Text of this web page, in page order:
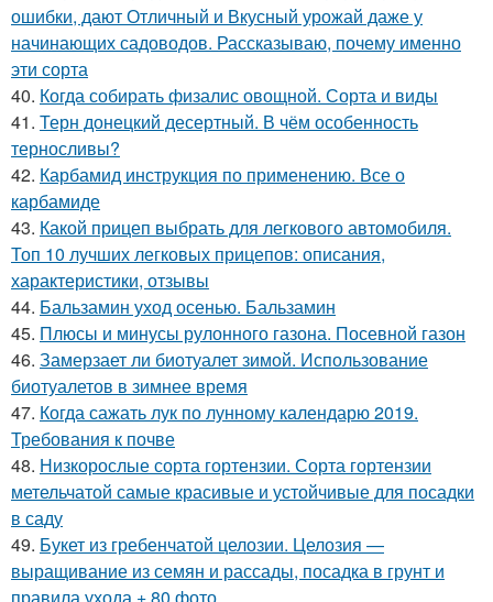
ошибки, дают Отличный и Вкусный урожай даже у
начинающих садоводов. Рассказываю, почему именно
эти сорта
40. Когда собирать физалис овощной. Сорта и виды
41. Терн донецкий десертный. В чём особенность
терносливы?
42. Карбамид инструкция по применению. Все о
карбамиде
43. Какой прицеп выбрать для легкового автомобиля.
Топ 10 лучших легковых прицепов: описания,
характеристики, отзывы
44. Бальзамин уход осенью. Бальзамин
45. Плюсы и минусы рулонного газона. Посевной газон
46. Замерзает ли биотуалет зимой. Использование
биотуалетов в зимнее время
47. Когда сажать лук по лунному календарю 2019.
Требования к почве
48. Низкорослые сорта гортензии. Сорта гортензии
метельчатой самые красивые и устойчивые для посадки
в саду
49. Букет из гребенчатой целозии. Целозия —
выращивание из семян и рассады, посадка в грунт и